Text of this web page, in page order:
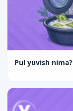
Pul yuvish nima?